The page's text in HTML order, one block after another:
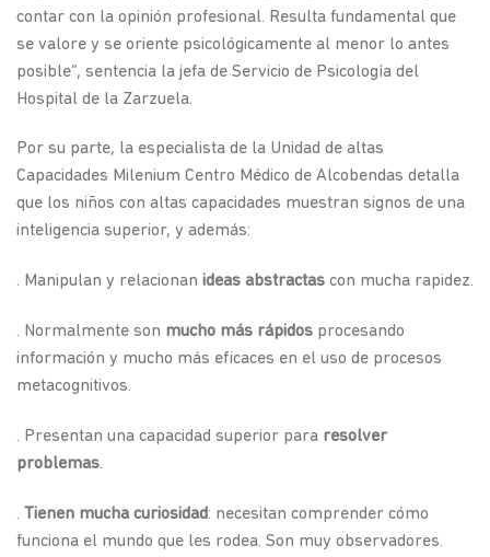
contar con la opinión profesional. Resulta fundamental que
se valore y se oriente psicológicamente al menor lo antes
posible”, sentencia la jefa de Servicio de Psicología del
Hospital de la Zarzuela.
Por su parte, la especialista de la Unidad de altas
Capacidades Milenium Centro Médico de Alcobendas detalla
que los niños con altas capacidades muestran signos de una
inteligencia superior, y además:
. Manipulan y relacionan ideas abstractas con mucha rapidez.
. Normalmente son mucho más rápidos procesando
información y mucho más eficaces en el uso de procesos
metacognitivos.
. Presentan una capacidad superior para resolver
problemas.
. Tienen mucha curiosidad: necesitan comprender cómo
funciona el mundo que les rodea. Son muy observadores.